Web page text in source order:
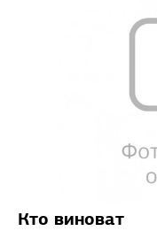
Кто виноват